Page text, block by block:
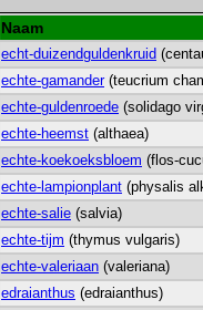
Naam
echt-duizendguldenkruid
echte-gamander(teucrium
echte-guldenroede (solidago
echte-heemst (althaea)
echte-koekoeksbloem (flos-
echte-lampionplant (physalis
echte-salie (salvia)
echte-tijm (thymus vulgaris)
echte-valeriaan (valeriana)
edraianthus (edraianthus)